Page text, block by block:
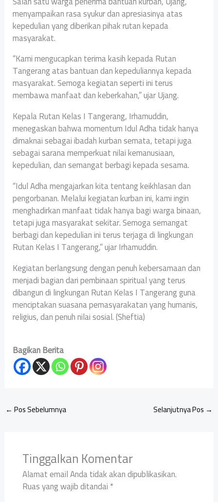
menyampaikan rasa syukur dan apresiasinya atas
kepedulian yang diberikan pihak rutan kepada
masyarakat.
“Kami mengucapkan terima kasih kepada Rutan
Tangerang atas bantuan dan kepeduliannya kepada
masyarakat. Semoga kegiatan seperti ini terus
membawa manfaat dan keberkahan,” ujar Ujang.
Kepala Rutan Kelas I Tangerang, Irhamuddin,
menegaskan bahwa momentum Idul Adha tidak hanya
dimaknai sebagai ibadah kurban semata, tetapi juga
sebagai sarana memperkuat nilai kemanusiaan,
kepedulian, dan semangat berbagi kepada sesama.
“Idul Adha mengajarkan kita tentang keikhlasan dan
pengorbanan. Melalui kegiatan kurban ini, kami ingin
menghadirkan manfaat tidak hanya bagi warga binaan,
tetapi juga masyarakat sekitar. Semoga semangat
berbagi dan kepedulian ini terus terjaga di lingkungan
Rutan Kelas I Tangerang,” ujar Irhamuddin.
Kegiatan berlangsung dengan penuh kebersamaan dan
menjadi bagian dari pembinaan spiritual yang terus
dibangun di lingkungan Rutan Kelas I Tangerang guna
menciptakan suasana pemasyarakatan yang humanis,
religius, dan penuh nilai sosial. (Sheftia)
Bagikan Berita
← Pos Sebelumnya Selanjutnya Pos →
Tinggalkan Komentar
Alamat email Anda tidak akan dipublikasikan.
Ruas yang wajib ditandai*